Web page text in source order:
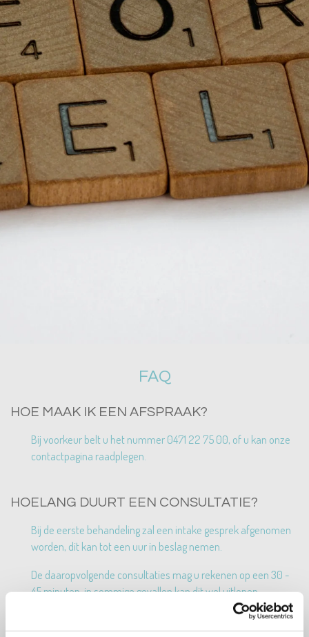
FAQ
HOE MAAK IK EEN AFSPRAAK?
Bij voorkeur belt u het nummer 0471 22 75 00, of u kan onze
contactpagina raadplegen.
HOELANG DUURT EEN CONSULTATIE?
Bij de eerste behandeling zal een intake gesprek afgenomen
worden, dit kan tot een uur in beslag nemen.
De daaropvolgende consultaties mag u rekenen op een 30 -
45 minuten, in sommige gevallen kan dit wel uitlopen.